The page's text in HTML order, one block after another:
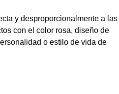
y desproporcionalmente a las
con el color rosa, diseño de
o estilo de vida de